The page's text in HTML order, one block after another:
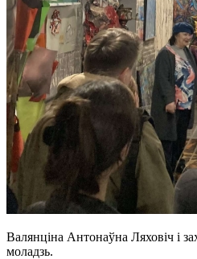
Валянціна Антонаўна Ляховіч і
моладзь.